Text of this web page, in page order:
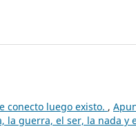
conecto luego existo. ,
la guerra, el ser, la nada y